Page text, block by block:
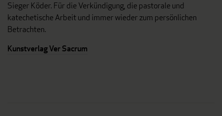
Sieger Köder. Für die Verkündigung, die pastorale und
katechetische Arbeit und immer wieder zum persönlichen
Betrachten.
Kunstverlag Ver Sacrum